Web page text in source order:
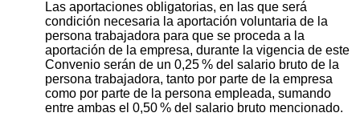
Las aportaciones obligatorias, en las que será
condición necesaria la aportación voluntaria de la
persona trabajadora para que se proceda a la
aportación de la empresa, durante la vigencia de este
Convenio serán de un 0,25 % del salario bruto de la
persona trabajadora, tanto por parte de la empresa
como por parte de la persona empleada, sumando
entre ambas el 0,50 % del salario bruto mencionado.